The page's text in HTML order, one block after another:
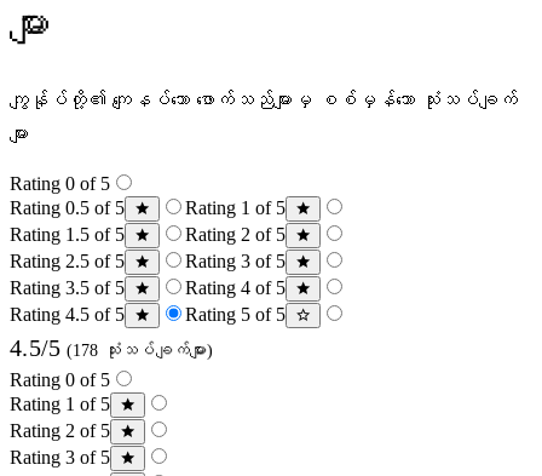
များ
ကျွန်ုပ်တို့၏ ကျေနပ်သော ဖောက်သည်များမှ စစ်မှန်သော သုံးသပ်ချက်
များ
Rating 0 of 5
Rating 0.5 of 5
Rating 1 of 5
Rating 1.5 of 5
Rating 2 of 5
Rating 2.5 of 5
Rating 3 of 5
Rating 3.5 of 5
Rating 4 of 5
Rating 4.5 of 5
Rating 5 of 5
4.5/5 (178 သုံးသပ်ချက်များ)
Rating 0 of 5
Rating 1 of 5
Rating 2 of 5
Rating 3 of 5